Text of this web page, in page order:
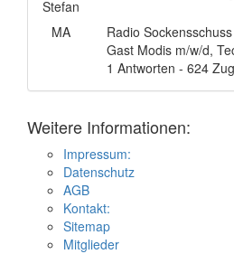
MA
Radio
Gast Modis m/w/d,
1 Antworten - 624
Weitere Informationen:
Impressum:
Datenschutz
AGB
Kontakt:
Sitemap
Mitglieder